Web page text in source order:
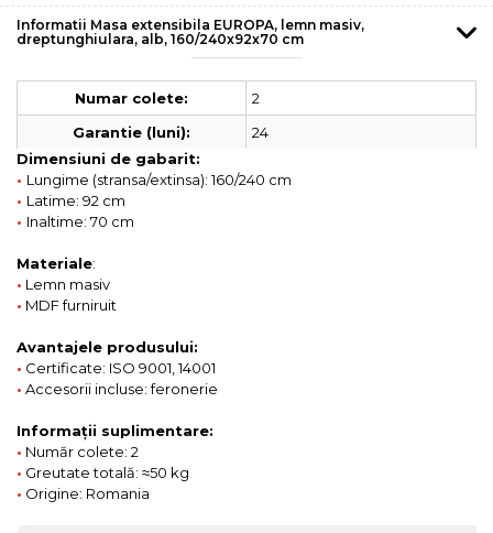
Informatii Masa extensibila EUROPA, lemn masiv,
dreptunghiulara, alb, 160/240x92x70 cm
Numar colete:
2
Garantie (luni):
24
Dimensiuni de gabarit:
• Lungime (stransa/extinsa): 160/240 cm
• Latime: 92 cm
• Inaltime: 70 cm
Materiale:
• Lemn masiv
• MDF furniruit
Avantajele produsului:
• Certificate: ISO 9001, 14001
• Accesorii incluse: feronerie
Informații suplimentare:
• Număr colete: 2
• Greutate totală: ≈50 kg
• Origine: Romania